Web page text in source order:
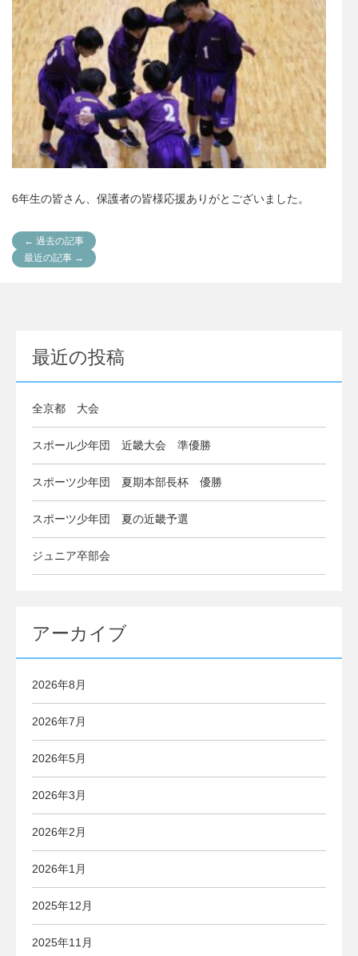
6年生の皆さん、保護者の皆様応援ありがとございました。
← 過去の記事
最近の記事 →
最近の投稿
全京都 大会
スポール少年団 近畿大会 準優勝
スポーツ少年団 夏期本部長杯 優勝
スポーツ少年団 夏の近畿予選
ジュニア卒部会
アーカイブ
2026年8月
2026年7月
2026年5月
2026年3月
2026年2月
2026年1月
2025年12月
2025年11月